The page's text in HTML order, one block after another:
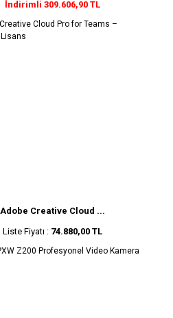
İndirimli 309.606,90 TL
Adobe Creative Cloud ...
Liste Fiyatı : 74.880,00 TL